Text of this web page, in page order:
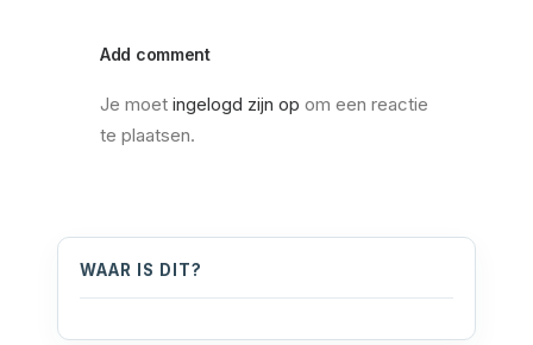
Add comment
Je moet ingelogd zijn op om een reactie
te plaatsen.
WAAR IS DIT?